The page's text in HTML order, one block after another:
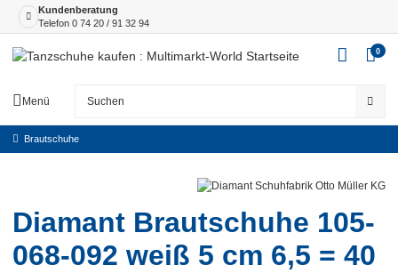
Kundenberatung
Telefon 0 74 20 / 91 32 94
Menü
0
Brautschuhe
Diamant Brautschuhe 105-
068-092 weiß 5 cm 6,5 = 40